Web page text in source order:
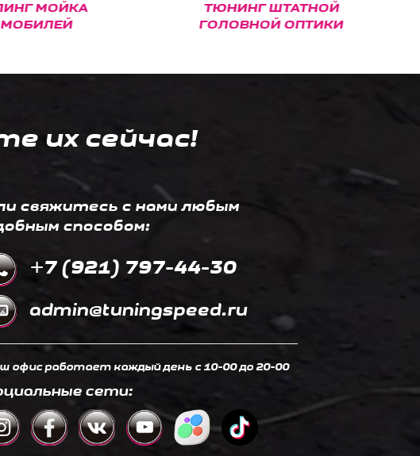
МОЙКА
ТЮНИНГ ШТАТНОЙ
ГОЛОВНОЙ ОПТИКИ
их сейчас!
свяжитесь с нами любым
способом:
+7 (921) 797-44-30
admin@tuningspeed.ru
офис работает каждый день c 10-00 до 20-00
сети: